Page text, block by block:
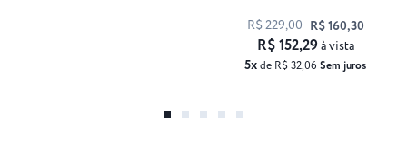
R$ 229,00 R$ 160,30
5xde R$ 32,06 Sem juros
R$ 152,29à vista